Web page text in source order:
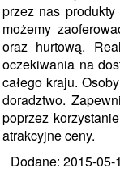
przez nas
możemy
oraz hurtową.
oczekiwania na
całego kraju.
doradztwo.
poprzez
atrakcyjne ceny.
Dodane: 2015-05-